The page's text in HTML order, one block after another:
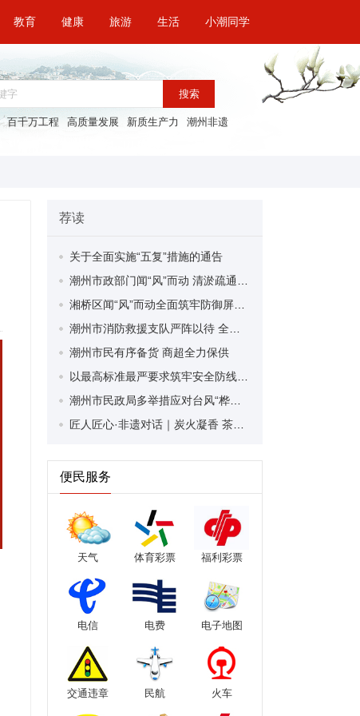
教育 健康 旅游 生活 小潮同学
搜索
百千万工程 高质量发展 新质生产力 潮州非遗
荐读
关于全面实施“五复”措施的通告
潮州市民有序备货 商超全力保供
便民服务
天气 体育彩票 福利彩票
电信 电费 电子地图
交通违章 民航 火车